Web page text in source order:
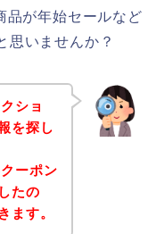
が年始セールなど
思いませんか？
ショ
を探し
ーポン
たの
ます。